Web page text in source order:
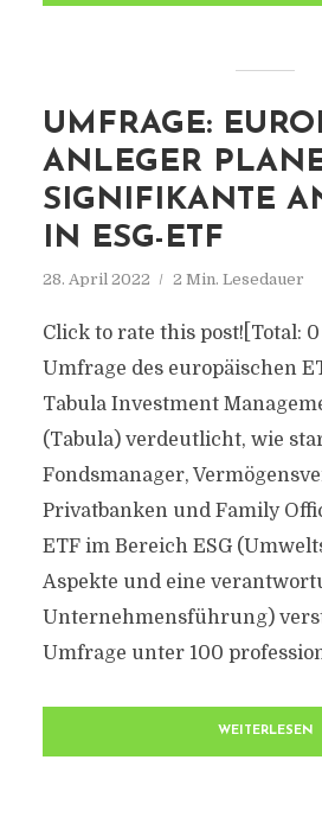
UMFRAGE:
ANLEGER
SIGNIFIKANTE
IN ESG-ETF
28. April 2022 2 Min. Lesedauer
Click to rate this post![Total:
Umfrage des europäischen
Tabula Investment
(Tabula) verdeutlicht, wie
Fondsmanager,
Privatbanken und Family
ETF im Bereich ESG
Aspekte und eine
Unternehmensführung)
Umfrage unter 100
WEITERLESEN